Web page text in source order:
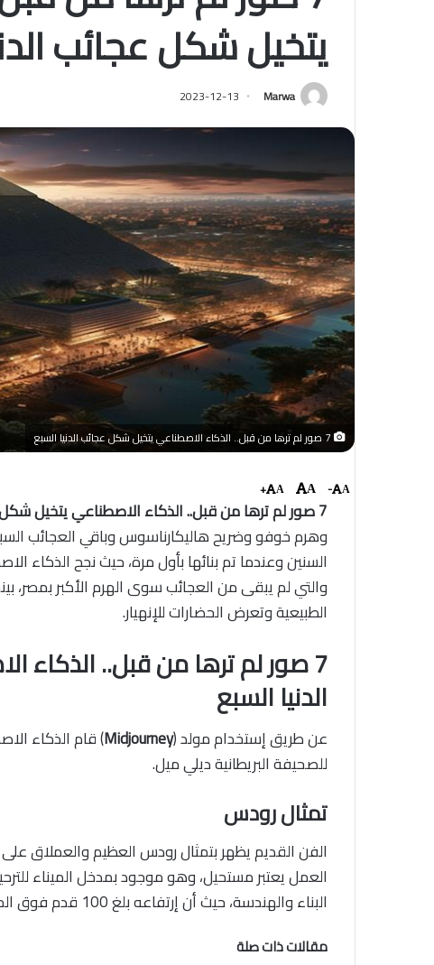
يتخيل شكل عجائب
Marwa
2023-12-13
A
-
A
A
+
7 صور لم ترها من قبل.. الذكاء الاصطناعي يتخيل شكل عجائب الدنيا السبع
وهرم خوفو وضريح هاليكارناسوس وباقي العجائب
السنين وعندما تم بنائها بأول مرة، حيث نجح الذكاء
والتي لم يبقى من العجائب سوى الهرم الأكبر بمصر،
الطبيعية وتعرض الحضارات للإنهيار.
7 صور لم ترها من قبل..
الدنيا السبع
عن طريق إستخدام مولد (Midjourney) قام الذكاء
للصحيفة البريطانية ديلي ميل.
تمثال رودس
الفن القديم يظهر بتمثال رودس العظيم والعملاق على
العمل يعتبر مستحيل، وهو موجود بمدخل الميناء
البناء والهندسة، حيث أن إرتفاعه بلغ 100 قدم فوق الميناء.
مقالات ذات صلة